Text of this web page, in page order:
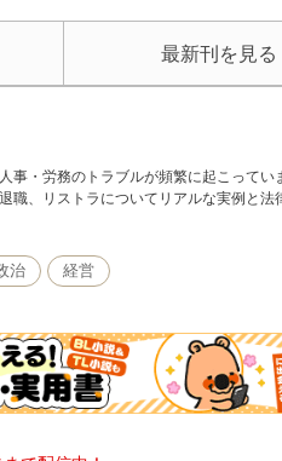
最新刊を見る
事・労務のトラブルが頻繁に起こって
職、リストラについてリアルな実例と法
治 経営